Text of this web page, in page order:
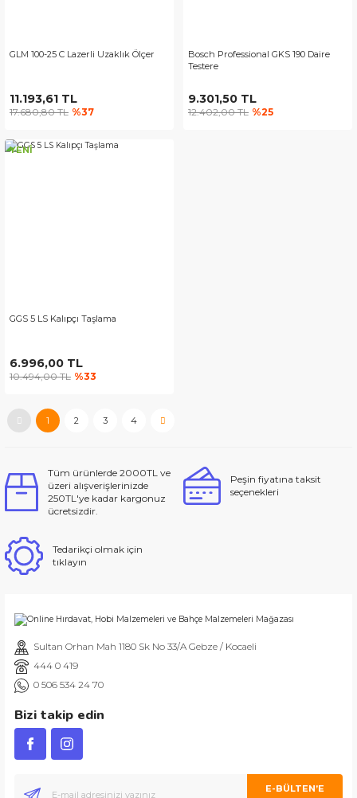
GLM 100-25 C Lazerli Uzaklık Ölçer
11.193,61 TL
17.680,80 TL %37
Bosch Professional GKS 190 Daire
Testere
9.301,50 TL
12.402,00 TL %25
YENİ
GGS 5 LS Kalıpçı Taşlama
6.996,00 TL
10.494,00 TL %33
1 2 3 4
Tüm ürünlerde 2000TL ve
üzeri alışverişlerinizde
250TL'ye kadar kargonuz
ücretsizdir.
Peşin fiyatına taksit
seçenekleri
Tedarikçi olmak için
tıklayın
Sultan Orhan Mah 1180 Sk No 33/A Gebze / Kocaeli
444 0 419
0 506 534 24 70
Bizi takip edin
E-BÜLTEN’E